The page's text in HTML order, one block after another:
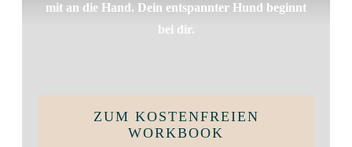
mit an die Hand. Dein entspannter Hund beginnt
bei dir.
ZUM KOSTENFREIEN
WORKBOOK